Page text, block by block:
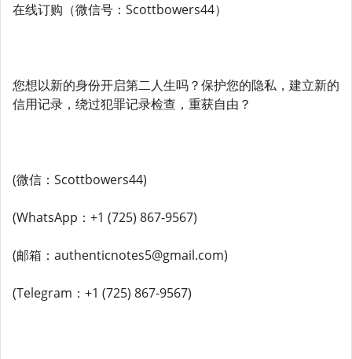
在线订购（微信号：Scottbowers44）
您想以新的身份开启第二人生吗？保护您的隐私，建立新的
信用记录，绕过犯罪记录检查，重获自由？
(微信：Scottbowers44)
(WhatsApp：+1 (725) 867-9567)
(邮箱：authenticnotes5@gmail.com)
(Telegram：+1 (725) 867-9567)